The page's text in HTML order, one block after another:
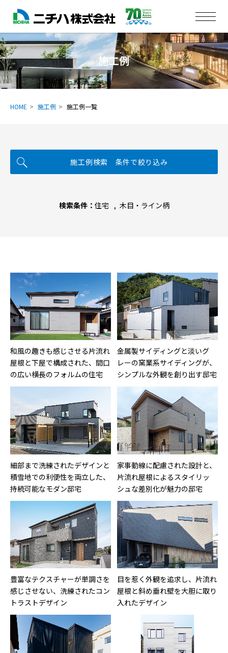
施工例
HOME 施工例 施工例一覧
施工例検索 条件で絞り込み
検索条件： 住宅 木目・ライン柄
和風の趣きも感じさせる片流れ
屋根と下屋で構成された、間口
の広い横長のフォルムの住宅
金属製サイディングと淡いグ
レーの窯業系サイディングが、
シンプルな外観を創り出す邸宅
細部まで洗練されたデザインと
積雪地での利便性を両立した、
持続可能なモダン邸宅
家事動線に配慮された設計と、
片流れ屋根によるスタイリッ
シュな差別化が魅力の邸宅
豊富なテクスチャーが単調さを
感じさせない、洗練されたコン
トラストデザイン
目を惹く外観を追求し、片流れ
屋根と斜め垂れ壁を大胆に取り
入れたデザイン